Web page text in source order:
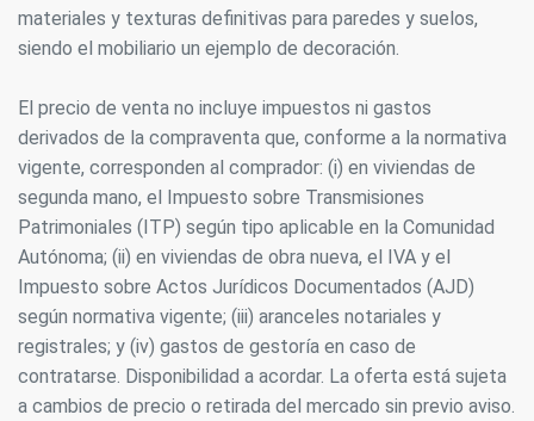
materiales y texturas definitivas para paredes y suelos,
siendo el mobiliario un ejemplo de decoración.
El precio de venta no incluye impuestos ni gastos
derivados de la compraventa que, conforme a la normativa
vigente, corresponden al comprador: (i) en viviendas de
segunda mano, el Impuesto sobre Transmisiones
Patrimoniales (ITP) según tipo aplicable en la Comunidad
Autónoma; (ii) en viviendas de obra nueva, el IVA y el
Impuesto sobre Actos Jurídicos Documentados (AJD)
según normativa vigente; (iii) aranceles notariales y
registrales; y (iv) gastos de gestoría en caso de
contratarse. Disponibilidad a acordar. La oferta está sujeta
a cambios de precio o retirada del mercado sin previo aviso.
Modificar cookies
Técnicas y funcionales
Siempre activas
Este sitio web utiliza Cookies propias para recopilar
información con la finalidad de mejorar nuestros servicios.
Si continua navegando, supone la aceptación de la
instalación de las mismas. El usuario tiene la posibilidad
de configurar su navegador pudiendo, si así lo desea,
impedir que sean instaladas en su disco duro, aunque
deberá tener en cuenta que dicha acción podrá ocasionar
dificultades de navegación de la página web.